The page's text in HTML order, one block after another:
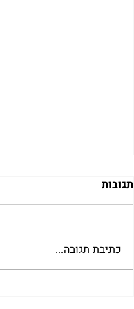
תגובות
כתיבת תגובה...